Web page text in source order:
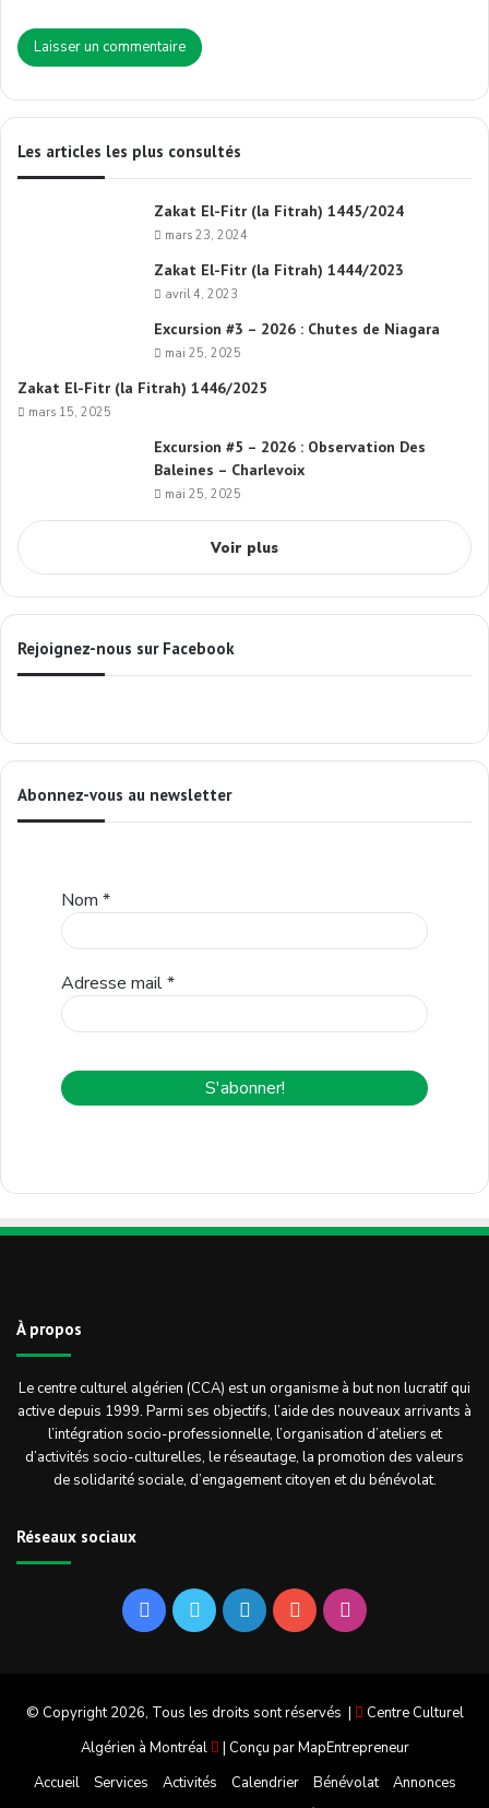
Les articles les plus consultés
Zakat El-Fitr (la Fitrah) 1445/2024
mars 23, 2024
Zakat El-Fitr (la Fitrah) 1444/2023
avril 4, 2023
Excursion #3 – 2026 : Chutes de Niagara
mai 25, 2025
Zakat El-Fitr (la Fitrah) 1446/2025
mars 15, 2025
Excursion #5 – 2026 : Observation Des
Baleines – Charlevoix
mai 25, 2025
Voir plus
Rejoignez-nous sur Facebook
Abonnez-vous au newsletter
Nom *
Adresse mail*
À propos
Le centre culturel algérien (CCA) est un organisme à but non lucratif qui
active depuis 1999. Parmi ses objectifs, l’aide des nouveaux arrivants à
l’intégration socio-professionnelle, l’organisation d’ateliers et
d’activités socio-culturelles, le réseautage, la promotion des valeurs
de solidarité sociale, d’engagement citoyen et du bénévolat.
Réseaux sociaux
FacebookTwitterLinkedinYouTubeInstagram
© Copyright 2026, Tous les droits sont réservés |
Centre Culturel
Algérien à Montréal
| Conçu parMapEntrepreneur
Accueil
Services Activités Calendrier Bénévolat Annonces